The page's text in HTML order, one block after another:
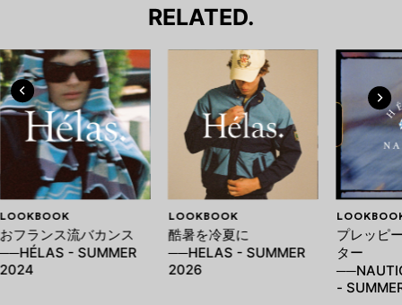
RELATED.
LOOKBOOK
おフランス流バカンス
──HÉLAS - SUMMER
2024
LOOKBOOK
酷暑を冷夏に
──HELAS - SUMMER
2026
プレッピ
ター
-